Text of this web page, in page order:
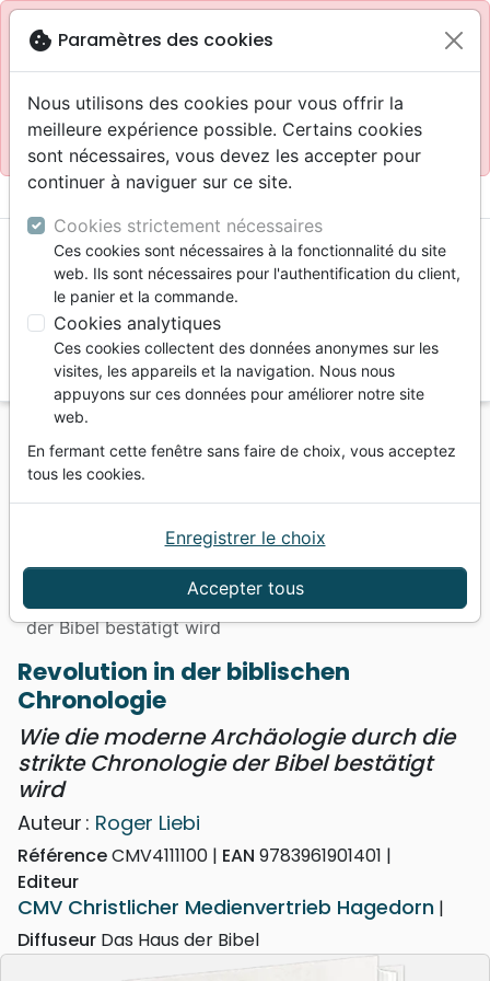
blockSite réservé aux professionnels
Accès pour les professionnels : Se connecter
Site pour le grand public : La Maison de la Bible
menu
Vous ne pouvez pas créer de nouvelle commande
depuis votre pays (United States).
Doctrine
Revolution in der biblischen Chronologie - Wie die
moderne Archäologie durch die strikte Chronologie
der Bibel bestätigt wird
Revolution in der biblischen
Chronologie
Wie die moderne Archäologie durch die
strikte Chronologie der Bibel bestätigt
wird
Auteur : Roger Liebi
RéférenceCMV4111100 EAN 9783961901401
Editeur
CMV Christlicher Medienvertrieb Hagedorn
Diffuseur Das Haus der Bibel
cookie Paramètres des cookies
Nous utilisons des cookies pour vous offrir la
meilleure expérience possible. Certains cookies
sont nécessaires, vous devez les accepter pour
continuer à naviguer sur ce site.
Cookies strictement nécessaires
Ces cookies sont nécessaires à la fonctionnalité du site
web. Ils sont nécessaires pour l'authentification du client,
le panier et la commande.
Cookies analytiques
Ces cookies collectent des données anonymes sur les
visites, les appareils et la navigation. Nous nous
appuyons sur ces données pour améliorer notre site
web.
En fermant cette fenêtre sans faire de choix, vous acceptez
tous les cookies.
Accepter tous
Enregistrer le choix